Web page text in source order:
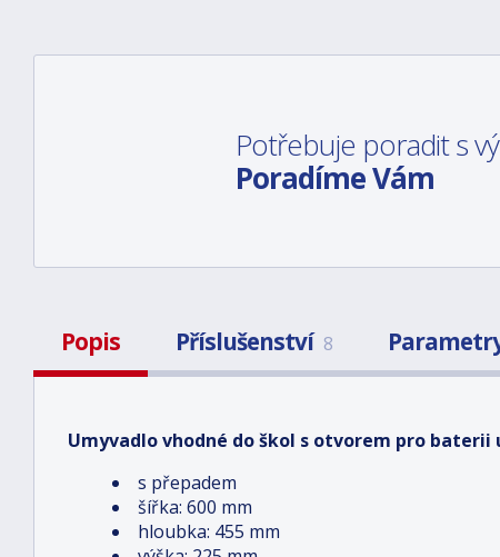
Potřebuje poradit s
Poradíme Vám
Popis Příslušenství 8
Umyvadlo vhodné do škol s otvorem pro baterii
s přepadem
šířka: 600 mm
hloubka: 455 mm